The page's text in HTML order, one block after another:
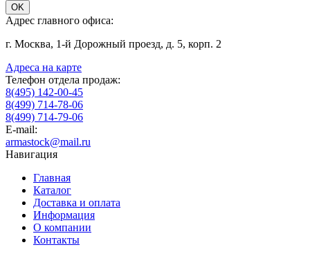
OK
Адрес главного офиса:
г. Москва, 1-й Дорожный проезд, д. 5, корп. 2
Адреса на карте
Телефон отдела продаж:
8(495) 142-00-45
8(499) 714-78-06
8(499) 714-79-06
E-mail:
armastock@mail.ru
Навигация
Главная
Каталог
Доставка и оплата
Информация
О компании
Контакты